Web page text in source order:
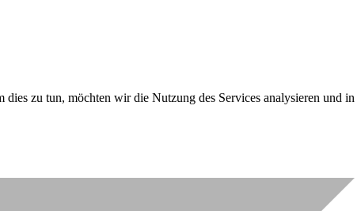
zu tun, möchten wir die Nutzung des Services analysieren und in